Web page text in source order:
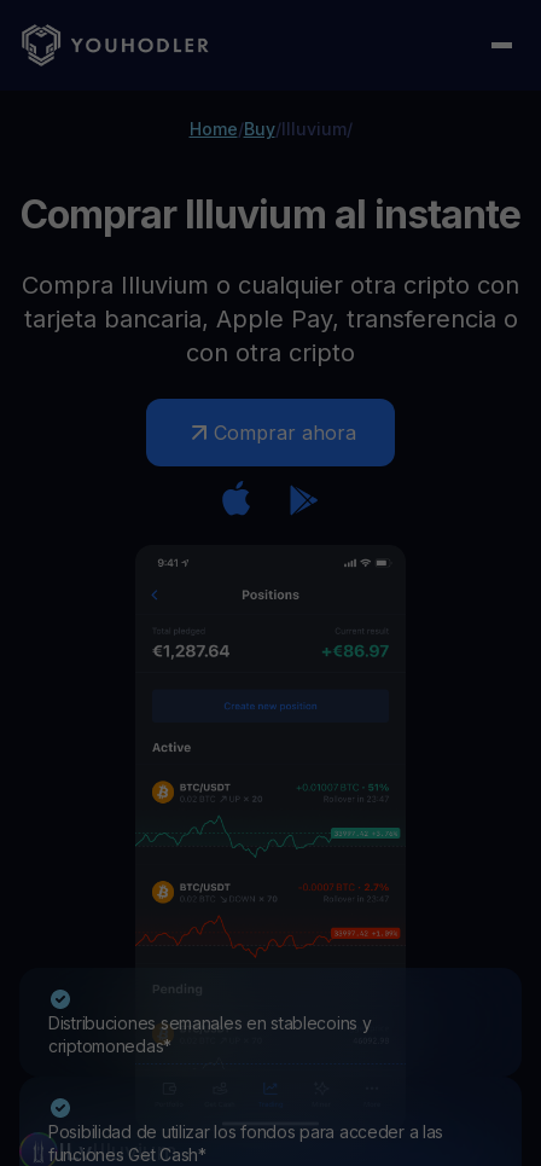
Home/Buy/Illuvium/
Comprar Illuvium al instante
Compra Illuvium o cualquier otra cripto con
tarjeta bancaria, Apple Pay, transferencia o
con otra cripto
Comprar ahora
Distribuciones semanales en stablecoins y
criptomonedas*
Posibilidad de utilizar los fondos para acceder a las
funciones Get Cash*
ILvIlluvium